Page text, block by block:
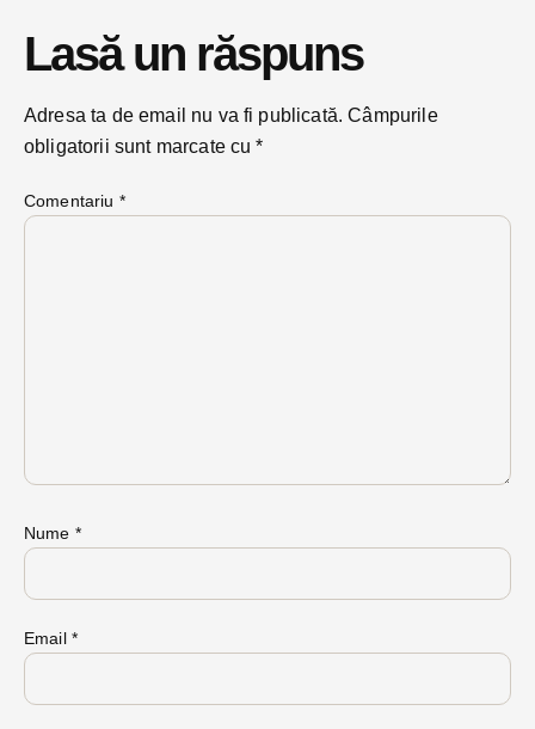
Lasă un răspuns
Adresa ta de email nu va fi publicată. Câmpurile
obligatorii sunt marcate cu*
Comentariu *
Nume *
Email *